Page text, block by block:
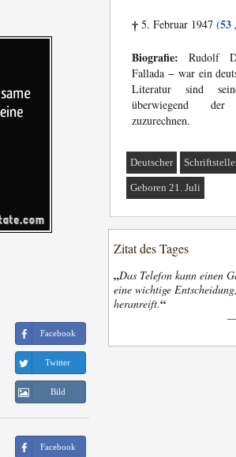
Facebook
Twitter
Bild
Facebook
† 5. Februar 1947 (53
Biografie: Rudolf
Fallada − war ein
Literatur sind
überwiegend
zuzurechnen.
Deutscher
Geboren 21. Juli
Zitat des Tages
„Das Telefon kann einen
eine wichtige
heranreift.“